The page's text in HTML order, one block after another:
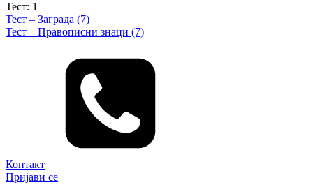
Тест: 1
Тест – Заграда (7)
Тест – Правописни знаци (7)
Контакт
Пријави се